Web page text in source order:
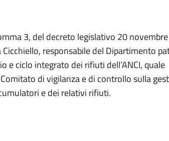
3, del decreto legislativo 20
responsabile del Dipartimento
e ciclo integrato dei rifiuti dell’ANCI, quale
di vigilanza e di controllo sulla
e dei relativi rifiuti.